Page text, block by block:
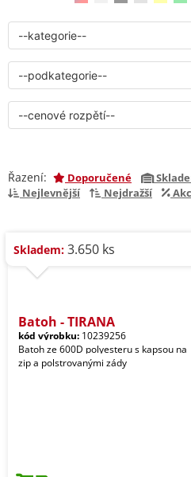
Řazení: Doporučené
Nejlevnější
Nejdražší
Skladem: 3.650 ks
Batoh - TIRANA
kód výrobku: 10239256
Batoh ze 600D polyesteru s kapsou na
zip a polstrovanými zády